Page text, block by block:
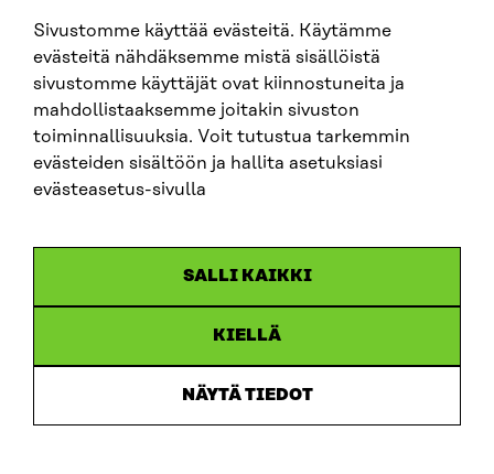
Sivustomme käyttää evästeitä. Käytämme
evästeitä nähdäksemme mistä sisällöistä
sivustomme käyttäjät ovat kiinnostuneita ja
mahdollistaaksemme joitakin sivuston
toiminnallisuuksia. Voit tutustua tarkemmin
evästeiden sisältöön ja hallita asetuksiasi
evästeasetus-sivulla
SALLI KAIKKI
KIELLÄ
NÄYTÄ TIEDOT
SITRA SOSIAALISESSA MEDIASSA
LinkedIn
Instagram
YouTube
Saavutettavuusseloste
Asiakirjajulkisuus